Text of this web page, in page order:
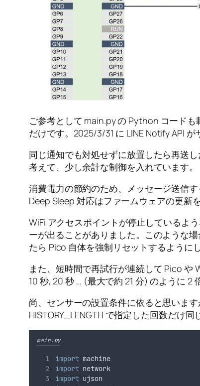
ご参考として main.py の Python コード
だけです。2025/3/31 に LINE Notify API
同じ通知でも対処せずに放置したら再送
考えて、少し余計な制御を入れています。
消費電力の節約のため、メッセージ送信
Deep Sleep 対応はファームウェアの更新
WiFi アクセスポイントが停止しているよ
ーが出ることがありました。このような
たら Pico 自体を強制リセットするように
また、短時間で再試行が連続して Pico
10 秒, 20 秒 … (最大で約 21 分) のように 2
尚、センサーの設置条件に依ると思いま
HISTORY_LENGTH で指定した回数だけ
main.py
import machine
import network
import ujson